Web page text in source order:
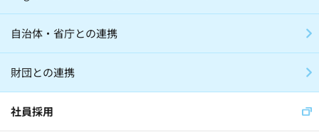
自治体・省庁との連携
財団との連携
社員採用